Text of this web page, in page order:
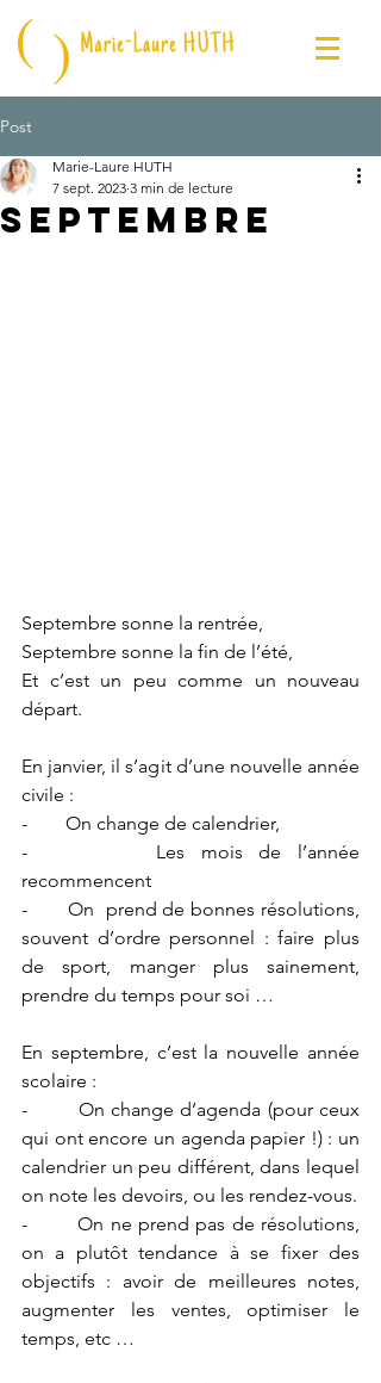
Post
SEPTEMBRE
Marie-Laure HUTH
7 sept. 2023 3 min de lecture
Septembre sonne la rentrée,
Septembre sonne la fin de l’été,
Et c’est un peu comme un nouveau
départ.
En janvier, il s’agit d’une nouvelle année
civile :
-        On change de calendrier,
-        Les mois de l’année
recommencent
-       On  prend de bonnes résolutions,
souvent d’ordre personnel : faire plus
de sport, manger plus sainement,
prendre du temps pour soi …
En septembre, c’est la nouvelle année
scolaire :
-        On change d’agenda (pour ceux
qui ont encore un agenda papier !) : un
calendrier un peu différent, dans lequel
on note les devoirs, ou les rendez-vous.
-        On ne prend pas de résolutions,
on a plutôt tendance à se fixer des
objectifs : avoir de meilleures notes,
augmenter les ventes, optimiser le
temps, etc …